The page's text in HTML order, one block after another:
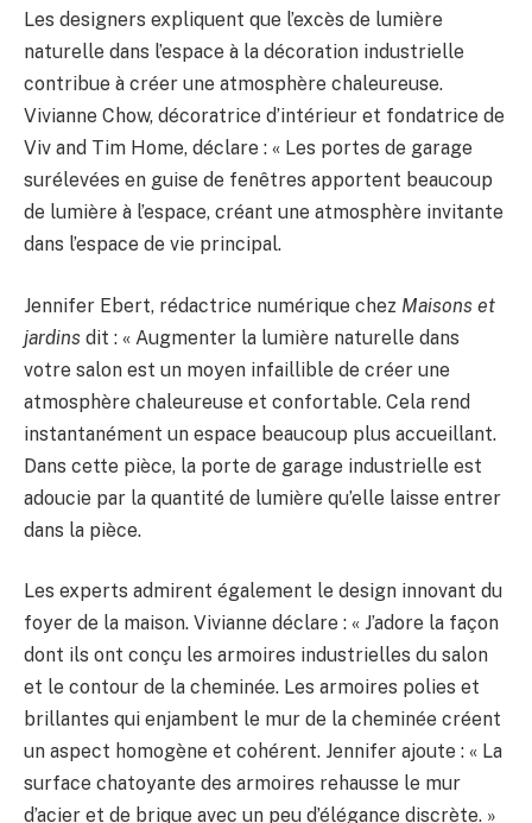
Les designers expliquent que l’excès de lumière
naturelle dans l’espace à la décoration industrielle
contribue à créer une atmosphère chaleureuse.
Vivianne Chow, décoratrice d’intérieur et fondatrice de
Viv and Tim Home, déclare : « Les portes de garage
surélevées en guise de fenêtres apportent beaucoup
de lumière à l’espace, créant une atmosphère invitante
dans l’espace de vie principal.
Jennifer Ebert, rédactrice numérique chez Maisons et
jardins dit : « Augmenter la lumière naturelle dans
votre salon est un moyen infaillible de créer une
atmosphère chaleureuse et confortable. Cela rend
instantanément un espace beaucoup plus accueillant.
Dans cette pièce, la porte de garage industrielle est
adoucie par la quantité de lumière qu’elle laisse entrer
dans la pièce.
Les experts admirent également le design innovant du
foyer de la maison. Vivianne déclare : « J’adore la façon
dont ils ont conçu les armoires industrielles du salon
et le contour de la cheminée. Les armoires polies et
brillantes qui enjambent le mur de la cheminée créent
un aspect homogène et cohérent. Jennifer ajoute : « La
surface chatoyante des armoires rehausse le mur
d’acier et de brique avec un peu d’élégance discrète. »